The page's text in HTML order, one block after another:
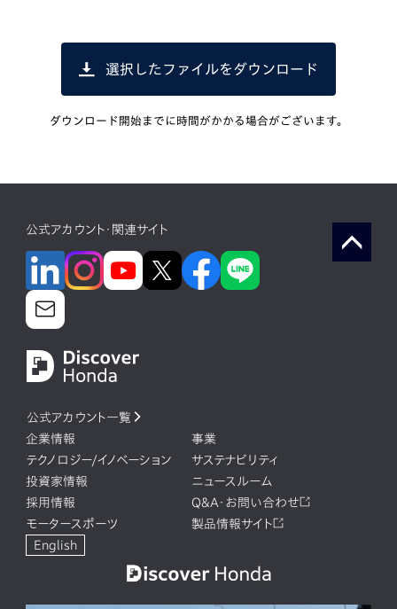
選択したファイルをダウンロード
ダウンロード開始までに時間がかかる場合がございます。
公式アカウント・関連サイト
公式アカウント一覧
企業情報
事業
テクノロジー/イノベーション
サステナビリティ
投資家情報
ニュースルーム
採用情報
Q&A・お問い合わせ
モータースポーツ
製品情報サイト
English